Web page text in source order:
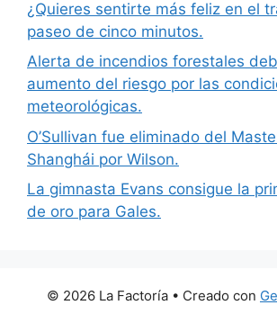
¿Quieres sentirte más feliz en el
paseo de cinco minutos.
Alerta de incendios forestales
aumento del riesgo por las
meteorológicas.
O’Sullivan fue eliminado del
Shanghái por Wilson.
La gimnasta Evans consigue la
de oro para Gales.
© 2026 La Factoría • Creado con